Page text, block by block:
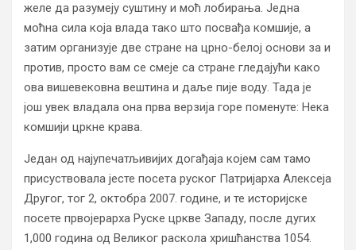
желе да разумеју суштину и моћ лобирања. Једна
моћна сила која влада тако што посвађа комшије, а
затим организује две стране на црно-белој основи за и
против, просто вам се смеје са стране гледајући како
ова вишевековна вештина и даље пије воду. Тада је
још увек владала она прва верзија горе поменуте: Нека
комшији цркне крава.
Један од најупечатљивијих догађаја којем сам тамо
присуствовала јесте посета руског Патријарха Алексеја
Другог, тог 2, октобра 2007. године, и те историјске
посете првојерарха Руске цркве Западу, после дугих
1,000 година од Великог раскола хришћанства 1054.